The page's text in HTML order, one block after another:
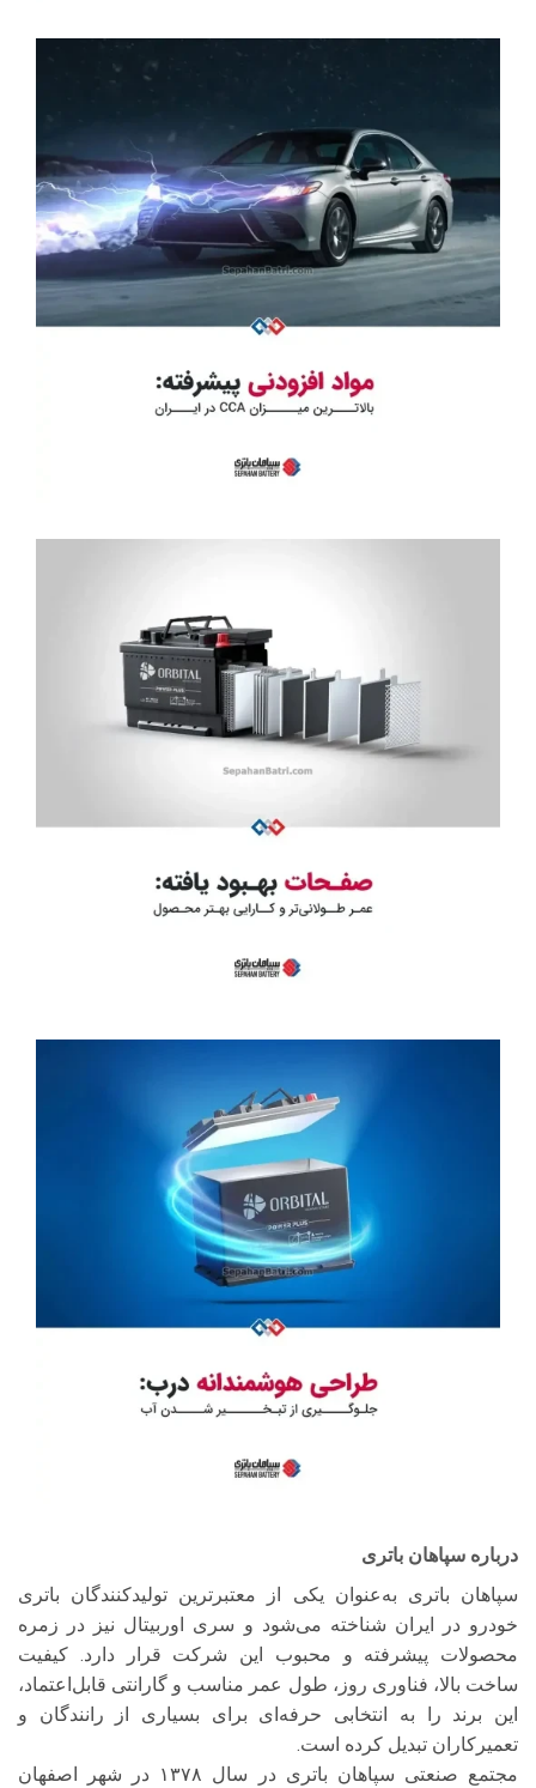
درباره سپاهان باتری
سپاهان باتری به‌عنوان یکی از معتبرترین تولیدکنندگان باتری
خودرو در ایران شناخته می‌شود و سری اوربیتال نیز در زمره
محصولات پیشرفته و محبوب این شرکت قرار دارد. کیفیت
ساخت بالا، فناوری روز، طول عمر مناسب و گارانتی قابل‌اعتماد،
این برند را به انتخابی حرفه‌ای برای بسیاری از رانندگان و
تعمیرکاران تبدیل کرده است.
مجتمع صنعتی سپاهان باتری در سال ۱۳۷۸ در شهر اصفهان